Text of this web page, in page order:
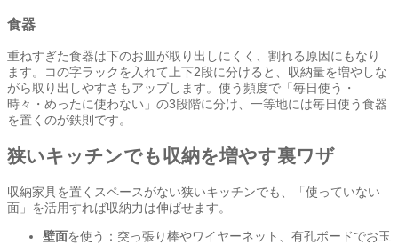
食器
重ねすぎた食器は下のお皿が取り出しにくく、割れる原因にもなり
ます。コの字ラックを入れて上下2段に分けると、収納量を増やしな
がら取り出しやすさもアップします。使う頻度で「毎日使う・
時々・めったに使わない」の3段階に分け、一等地には毎日使う食器
を置くのが鉄則です。
狭いキッチンでも収納を増やす裏ワザ
収納家具を置くスペースがない狭いキッチンでも、「使っていない
面」を活用すれば収納力は伸ばせます。
壁面を使う：突っ張り棒やワイヤーネット、有孔ボードでお玉